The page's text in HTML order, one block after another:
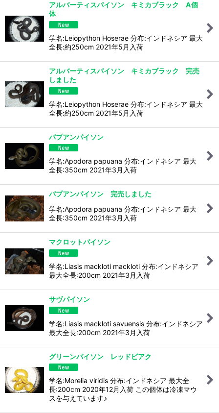
アルバーティスパイソン キミカブラック A個
体
学名:Leiopython Hoserae 分布:インドネシア 最大
全長:約250cm 2021年5月入荷
アルバーティスパイソン キミカブラック 完売
しました
学名:Leiopython Hoserae 分布:インドネシア 最大
全長:約250cm 2021年5月入荷
パプアンパイソン
学名:Apodora papuana 分布:インドネシア 最大
全長:350cm 2021年3月入荷
パプアンパイソン 完売しました
学名:Apodora papuana 分布:インドネシア 最大
全長:350cm 2021年3月入荷
マクロットパイソン
学名:Liasis mackloti mackloti 分布:インドネシア
最大全長:200cm 2021年3月入荷
サヴパイソン
学名:Liasis mackloti savuensis 分布:インドネシア
最大全長:200cm 2021年3月入荷
グリーンパイソン レッドビアク
学名:Morelia viridis 分布:インドネシア 最大全
長:200cm 2020年12月入荷 この個体は冷凍マウ
スを与えています♪